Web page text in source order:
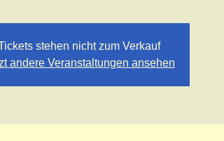
stehen nicht zum Verkauf
andere Veranstaltungen ansehen